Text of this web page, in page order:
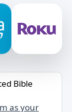
Bible
as your